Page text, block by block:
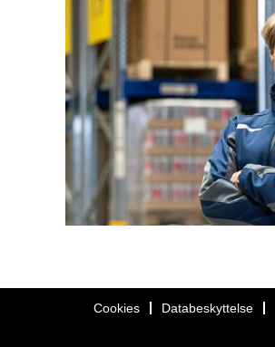
Cookies Databeskyttelse